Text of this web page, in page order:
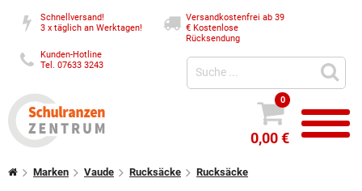
Schnellversand!
3 x täglich an Werktagen!
Versandkostenfrei ab 39
€Kostenlose
Rücksendung
Kunden-Hotline
Tel. 07633 3243
0
0,00 €
Marken Vaude Rucksäcke Rucksäcke